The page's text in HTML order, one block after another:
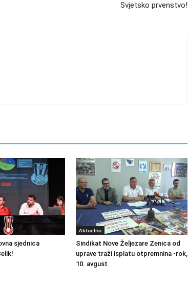
Svjetsko prvenstvo!
sjednica
Aktuelno
Sindikat Nove Željezare Zenica od
uprave traži isplatu otpremnina -rok,
10. avgust